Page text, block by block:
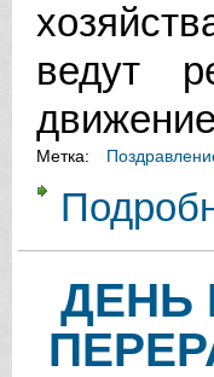
ведут
Метка:
ДЕНЬ